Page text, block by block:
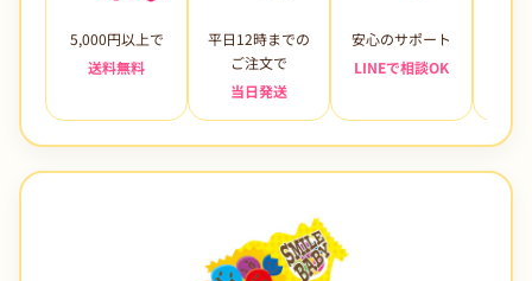
5,000円以上で
送料無料
平日12時までの
ご注文で
当日発送
安心のサポート
LINEで相談OK